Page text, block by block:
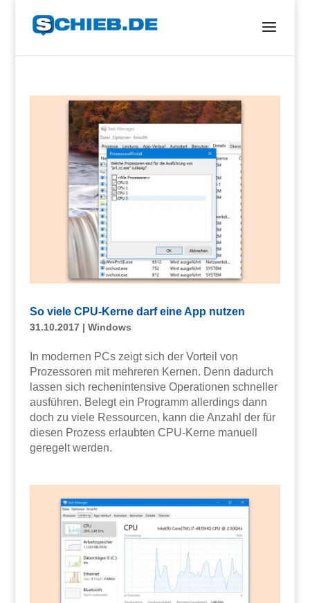
So viele CPU-Kerne darf eine App nutzen
31.10.2017| Windows
In modernen PCs zeigt sich der Vorteil von
Prozessoren mit mehreren Kernen. Denn dadurch
lassen sich rechenintensive Operationen schneller
ausführen. Belegt ein Programm allerdings dann
doch zu viele Ressourcen, kann die Anzahl der für
diesen Prozess erlaubten CPU-Kerne manuell
geregelt werden.